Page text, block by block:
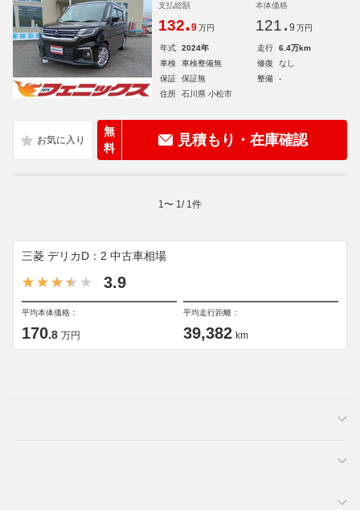
支払総額
132.9 万円
本体価格
121. 9 万円
年式 2024年 走行
6.4万km
車検
車検整備無 修復
なし
保証
保証無 整備
-
住所
石川県 小松市
無
料
見積もり・在庫確認
1 〜 1 / 1 件
三菱 デリカD：2 中古車相場
3.9
平均本体価格：
170.8 万円
平均走行距離：
39,382 km